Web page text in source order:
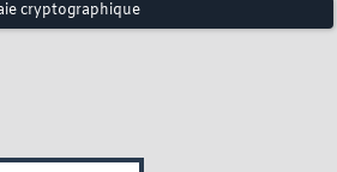
cryptographique